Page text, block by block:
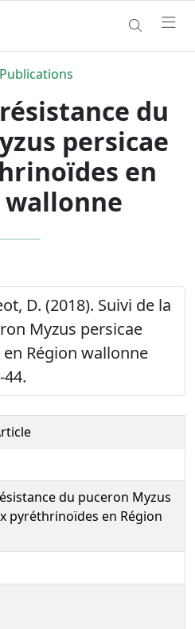
Publications
du
persicae
en
wallonne
D. (2018). Suivi de la
Myzus persicae
Région wallonne
44.
du puceron Myzus
pyréthrinoïdes en Région